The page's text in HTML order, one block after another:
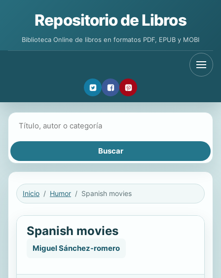
Repositorio de Libros
Biblioteca Online de libros en formatos PDF, EPUB y MOBI
Inicio Humor Spanish movies
Spanish movies
Miguel Sánchez-romero